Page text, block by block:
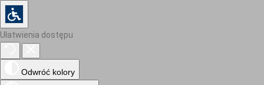
Ułatwienia dostępu
Odwróć kolory